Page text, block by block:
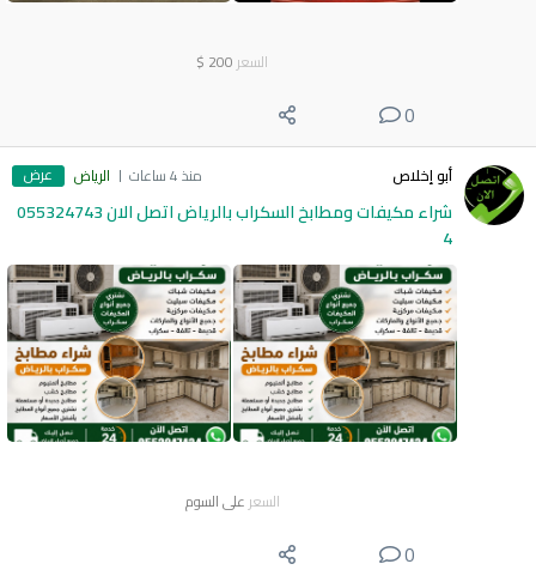
السعر 200
$
0
أبو إخلاص منذ 4 ساعات الرياض عرض
شراء مكيفات ومطابخ السكراب بالرياض اتصل الان 055324743
4
السعر على السوم
0